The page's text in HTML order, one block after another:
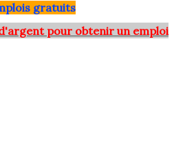
gratuits
pour obtenir un emploi